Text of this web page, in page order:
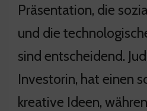
Präsentation, die
und die
sind entscheidend.
Investorin, hat einen
kreative Ideen,